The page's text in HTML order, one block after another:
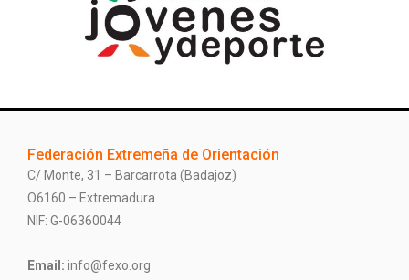
Federación Extremeña de Orientación
C/ Monte, 31 – Barcarrota (Badajoz)
O6160 – Extremadura
NIF: G-06360044
Email: info@fexo.org